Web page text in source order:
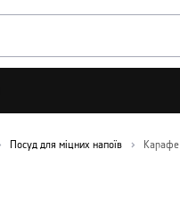
Посуд для міцних напоїв Карафе